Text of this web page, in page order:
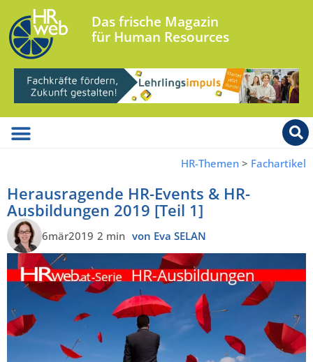
Das frische Magazin
für Human Resources
HR-Themen > Fachartikel
Herausragende HR-Events & HR-
Ausbildungen 2019 [Teil 1]
6mär2019 2 min von Eva SELAN